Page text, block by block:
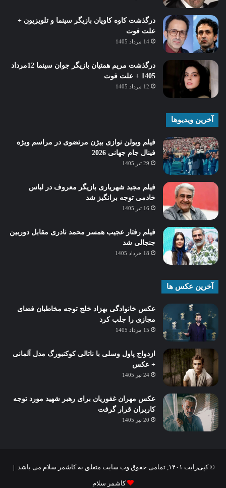
درگذشت کاوه کاویان بازیگر سینما و تلویزیون +
علت فوت
14 مرداد 1405
درگذشت مریم همتیان بازیگر جوان سینما 12مرداد
1405 + علت فوت
12 مرداد 1405
آخرین ویدیوها
فیلم ویولن نوازی بیژن مرتضوی در مراسم ویژه
فینال جام جهانی 2026
29 تیر 1405
فیلم مجید شهریاری بازیگر معروف در لباس
خادمی توجه برانگیز شد
16 تیر 1405
فیلم رفتار عجیب همسر محمد نادری مقابل دوربین
جنجالی شد
18 خرداد 1405
آخرین عکس ها
عکس خانوادگی بهزاد خلج توجه مخاطبان فضای
مجازی را جلب کرد
15 مرداد 1405
ازدواج پاول وسلی با ناتالی کوکنبورگ مدل آلمانی
+ عکس
24 تیر 1405
عکس مهران غفوریان برای رهبر شهید مورد توجه
کاربران قرار گرفت
20 تیر 1405
© کپی‌رایت ۱۴۰۱, تمامی حقوق وب سایت متعلق به کاشمر سلام می باشد |
کاشمر سلام